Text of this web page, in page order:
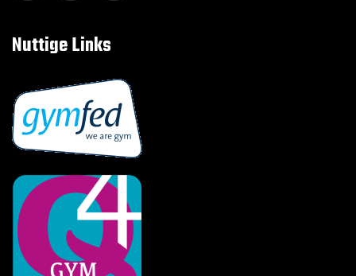
Nuttige Links